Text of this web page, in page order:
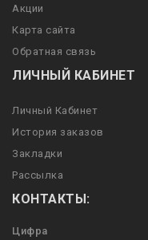
Акции
Карта сайта
Обратная связь
ЛИЧНЫЙ КАБИНЕТ
Личный Кабинет
История заказов
Закладки
Рассылка
КОНТАКТЫ:
Цифра